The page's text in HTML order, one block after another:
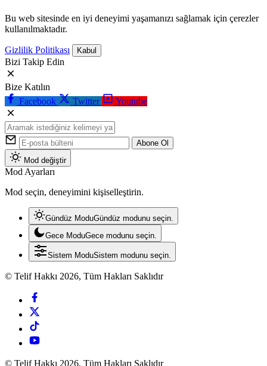
Bu web sitesinde en iyi deneyimi yaşamanızı sağlamak için çerezler
kullanılmaktadır.
Gizlilik Politikası Kabul
Bizi Takip Edin
Bize Katılın
Facebook
Twitter Youtube
Abone Ol
Mod değiştir
Mod Ayarları
Mod seçin, deneyimini kişiselleştirin.
Gündüz ModuGündüz modunu seçin.
Gece ModuGece modunu seçin.
Sistem ModuSistem modunu seçin.
© Telif Hakkı 2026, Tüm Hakları Saklıdır
© Telif Hakkı 2026, Tüm Hakları Saklıdır